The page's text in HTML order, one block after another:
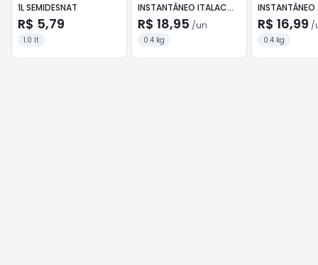
1L SEMIDESNAT
R$ 5,79
1.0 lt
INSTANTÂNEO ITALAC
SACHÊ 400G
R$ 18,95 /un
0.4 kg
INSTANTÂNEO
SACHÊ 400G
R$ 16,99 /
0.4 kg